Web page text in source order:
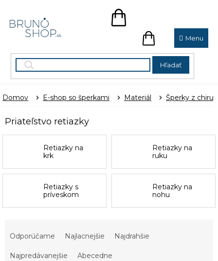
obsah
Hľadať
NÁKUPNÝ
NÁKUPNÝ
KOŠÍK
Domov E-shop so šperkami Materiál Šperky z
Priateľstvo retiazky
Retiazky na
krk
Retiazky na
ruku
Retiazky s
príveskom
Retiazky na
nohu
Odporúčame Najlacnejšie Najdrahšie
Najpredávanejšie Abecedne